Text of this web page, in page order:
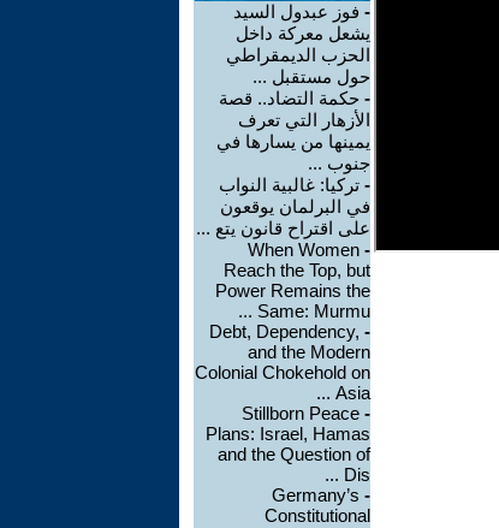
- فوز عبدول السيد
يشعل معركة داخل
الحزب الديمقراطي
حول مستقبل ...
- حكمة التضاد.. قصة
الأزهار التي تعرف
يمينها من يسارها في
جنوب ...
- تركيا: غالبية النواب
في البرلمان يوقعون
على اقتراح قانون يتع ...
-
When Women
Reach the Top, but
Power Remains the
Same: Murmu ...
-
Debt, Dependency,
and the Modern
Colonial Chokehold on
Asia ...
-
Stillborn Peace
Plans: Israel, Hamas
and the Question of
Dis ...
-
Germany’s
Constitutional